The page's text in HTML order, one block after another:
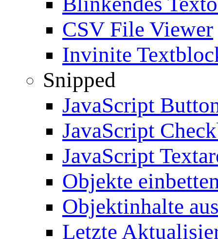
CSV File Viewer
Invinite
Snipped
JavaScript
JavaScript
JavaScript
Objekte
Objektinhalte
Letzte